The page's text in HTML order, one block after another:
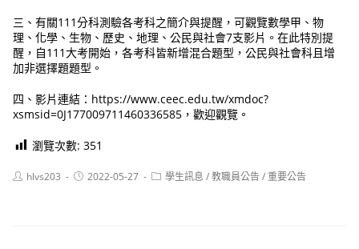
三、有關111分科測驗各考科之簡介與提醒，可觀覽數學甲、物
理、化學、生物、歷史、地理、公民與社會7支影片。在此特別提
醒，自111大考開始，各考科皆新增混合題型，公民與社會科且增
加非選擇題題型。
四、影片連結：https://www.ceec.edu.tw/xmdoc?
xsmsid=0J177009711460336585，歡迎觀覽。
瀏覽次數: 351
Posthlvs203
Post2022-05-27
Post學生訊息 /教職員公告/重要公告